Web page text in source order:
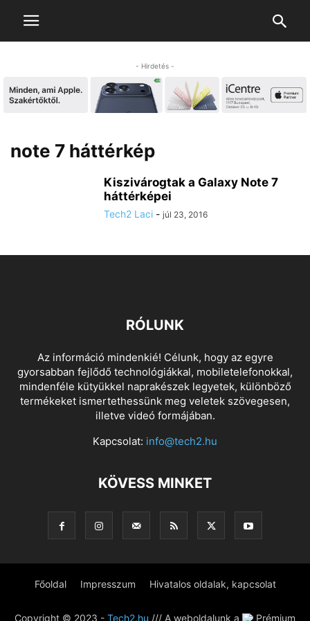
- Hirdetés -
note 7 háttérkép
Kiszivárogtak a Galaxy Note 7
háttérképei
Tech2 Laci - júl 23, 2016
RÓLUNK
Az információ mindenkié! Célunk, hogy az egyre
gyorsabban fejlődő technológiákkal, mobiletelefonokkal,
mindenféle kütyükkel naprakészek legyetek, különböző
termékeket ismertethessünk meg veletek szövegesen,
illetve videó formájában.
Kapcsolat: info@tech2.hu
KÖVESS MINKET
Főoldal Impresszum Hivatalos oldalak, kapcsolat
Copyright © 2023 - Tech2.hu /// A weboldalunk a Prémium